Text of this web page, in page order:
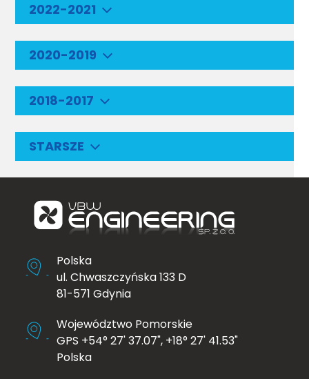
2022-2021
2020-2019
2018-2017
STARSZE
Polska
ul. Chwaszczyńska 133 D
81-571 Gdynia
Województwo Pomorskie
GPS +54° 27' 37.07", +18° 27' 41.53"
Polska